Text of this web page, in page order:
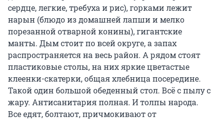
сердце, легкие, требуха и рис), горками лежит
нарын (блюдо из домашней лапши и мелко
порезанной отварной конины), гигантские
манты. Дым стоит по всей округе, а запах
распространяется на весь район. А рядом стоят
пластиковые столы, на них яркие цветастые
клеенки-скатерки, общая хлебница посередине.
Такой один большой обеденный стол. Всё с пылу с
жару. Антисанитария полная. И толпы народа.
Все едят, болтают, причмокивают от